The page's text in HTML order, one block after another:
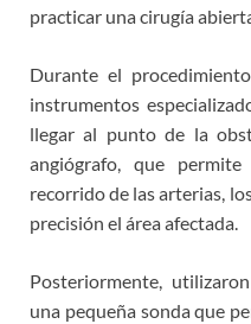
practicar una cirugía
Durante el
instrumentos
llegar al punto de la
angiógrafo, que
recorrido de las arterias,
precisión el área afectada.
Posteriormente,
una pequeña sonda que